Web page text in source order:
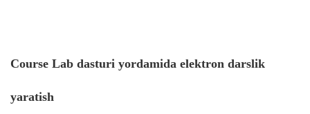
Course Lab dasturi yordamida elektron darslik
yaratish